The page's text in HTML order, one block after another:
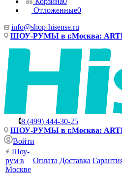
Отложенные0
info@shop-hisense.ru
ШОУ-РУМЫ в г.Москва:
8 (499) 444-30-25
ШОУ-РУМЫ в г.Москва:
Войти
Шоу-
рум в
Москве
Оплата Доставка